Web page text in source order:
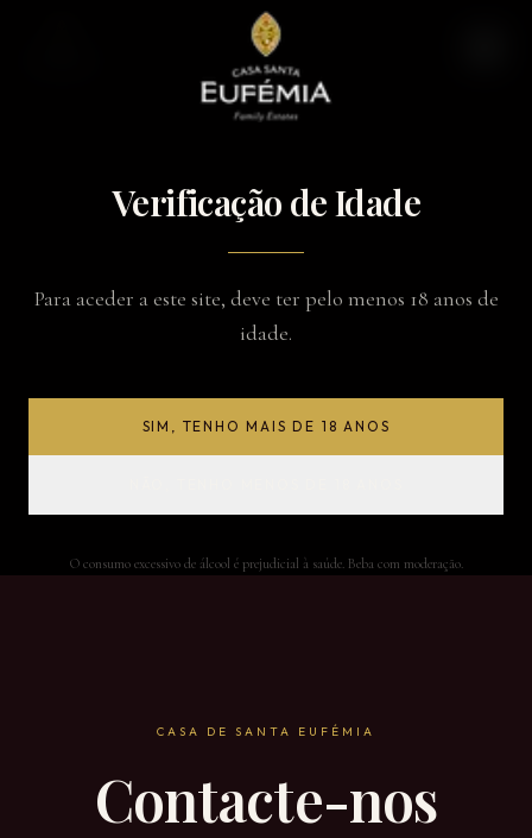
Verificação de Idade
Para aceder a este site, deve ter pelo menos 18 anos de
idade.
SIM, TENHO MAIS DE 18 ANOS
O consumo excessivo de álcool é prejudicial à saúde. Beba com moderação.
CASA DE SANTA EUFÉMIA
Contacte-nos